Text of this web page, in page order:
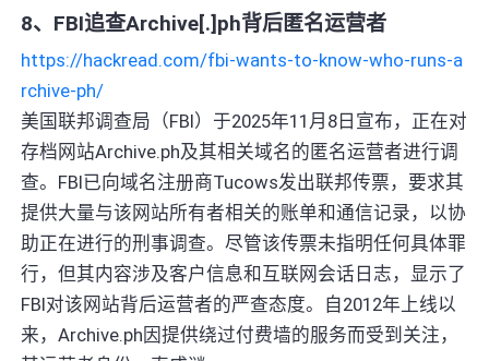
8、FBI追查Archive[.]ph背后匿名运营者
https://hackread.com/fbi-wants-to-know-who-runs-a
rchive-ph/
美国联邦调查局（FBI）于2025年11月8日宣布，正在对
存档网站Archive.ph及其相关域名的匿名运营者进行调
查。FBI已向域名注册商Tucows发出联邦传票，要求其
提供大量与该网站所有者相关的账单和通信记录，以协
助正在进行的刑事调查。尽管该传票未指明任何具体罪
行，但其内容涉及客户信息和互联网会话日志，显示了
FBI对该网站背后运营者的严查态度。自2012年上线以
来，Archive.ph因提供绕过付费墙的服务而受到关注，